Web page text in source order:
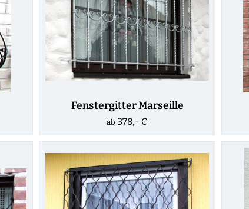
Fenstergitter Marseille
ab 378,- €